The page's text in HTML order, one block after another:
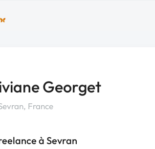
Georget
France
à Sevran